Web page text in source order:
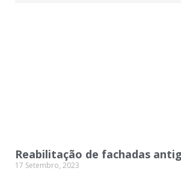
Reabilitação de fachadas
17 Setembro, 2023